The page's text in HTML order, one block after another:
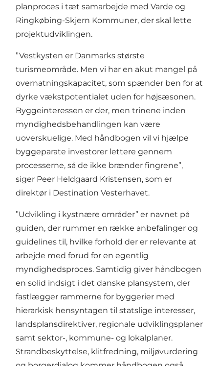
planproces i tæt samarbejde med Varde og
Ringkøbing-Skjern Kommuner, der skal lette
projektudviklingen.
”Vestkysten er Danmarks største
turismeområde. Men vi har en akut mangel på
overnatningskapacitet, som spænder ben for at
dyrke vækstpotentialet uden for højsæsonen.
Byggeinteressen er der, men trinene inden
myndighedsbehandlingen kan være
uoverskuelige. Med håndbogen vil vi hjælpe
byggeparate investorer lettere gennem
processerne, så de ikke brænder fingrene”,
siger Peer Heldgaard Kristensen, som er
direktør i Destination Vesterhavet.
”Udvikling i kystnære områder” er navnet på
guiden, der rummer en række anbefalinger og
guidelines til, hvilke forhold der er relevante at
arbejde med forud for en egentlig
myndighedsproces. Samtidig giver håndbogen
en solid indsigt i det danske plansystem, der
fastlægger rammerne for byggerier med
hierarkisk hensyntagen til statslige interesser,
landsplansdirektiver, regionale udviklingsplaner
samt sektor-, kommune- og lokalplaner.
Strandbeskyttelse, klitfredning, miljøvurdering